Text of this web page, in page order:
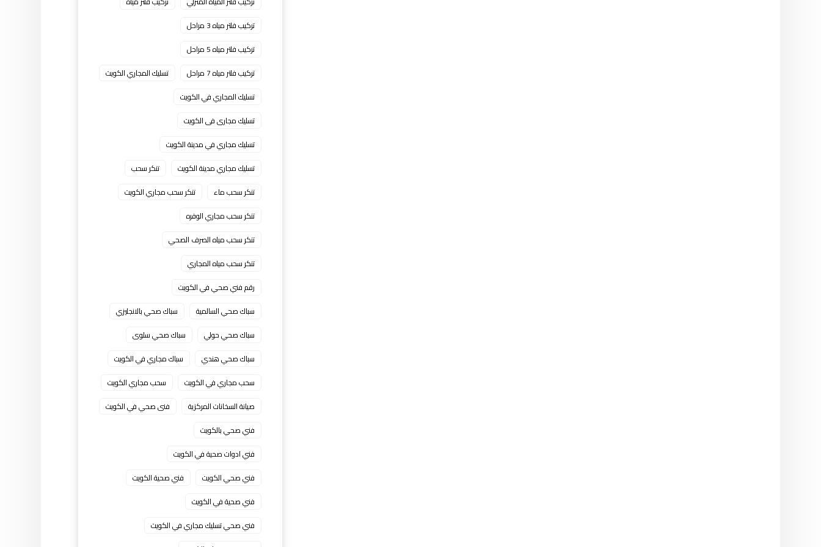
تركيب فلتر مياه 3 مراحل
تركيب فلتر مياه 5 مراحل
تركيب فلتر مياه 7 مراحل
تسليك المجاري الكويت
تسليك المجاري في الكويت
تسليك مجارى فى الكويت
تسليك مجاري في مدينة الكويت
تسليك مجاري مدينة الكويت
تنكر سحب
تنكر سحب ماء
تنكر سحب مجاري الكويت
تنكر سحب مجاري الوفره
تنكر سحب مياه الصرف الصحي
تنكر سحب مياه المجاري
رقم فني صحي في الكويت
سباك صحي السالمية
سباك صحي بالانجليزي
سباك صحي حولي
سباك صحي سلوى
سباك صحي هندي
سباك مجاري في الكويت
سحب مجاري في الكويت
سحب مجاري الكويت
صيانة السخانات المركزية
فنى صحي في الكويت
فني صحي بالكويت
فني ادوات صحية في الكويت
فني صحي الكويت
فني صحية الكويت
فني صحية في الكويت
فني صحي تسليك مجاري في الكويت